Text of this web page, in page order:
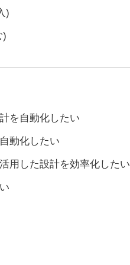
)
)
を自動化したい
動化したい
用した設計を効率化したい